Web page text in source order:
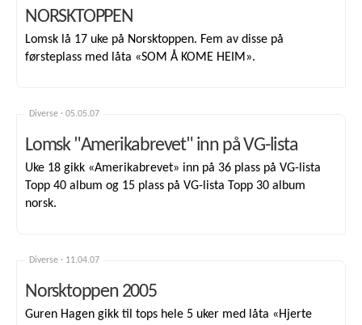
NORSKTOPPEN
Lomsk lå 17 uke på Norsktoppen. Fem av disse på
førsteplass med låta «SOM Å KOME HEIM».
Diverse · 05.05.07
Lomsk "Amerikabrevet" inn på VG-lista
Uke 18 gikk «Amerikabrevet» inn på 36 plass på VG-lista
Topp 40 album og 15 plass på VG-lista Topp 30 album
norsk.
Diverse · 11.04.07
Norsktoppen 2005
Guren Hagen gikk til tops hele 5 uker med låta «Hjerte